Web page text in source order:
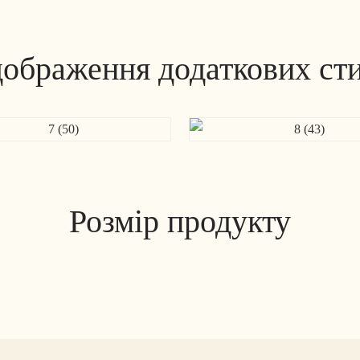
додаткових
Розмір продукту